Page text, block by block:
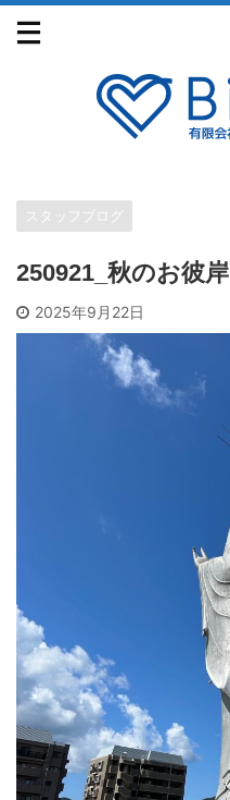
スタッフブログ
250921_秋のお彼岸
2025年9月22日